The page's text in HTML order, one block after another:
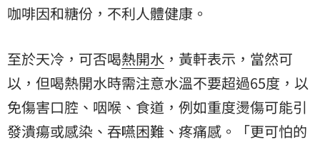
咖啡因和糖份，不利人體健康。
至於天冷，可否喝熱開水 ，黃軒表示，當然可
以，但喝熱開水時需注意水溫不要超過65度，以
免傷害口腔、咽喉、食道，例如重度燙傷可能引
發潰瘍或感染、吞嚥困難、疼痛感。「更可怕的